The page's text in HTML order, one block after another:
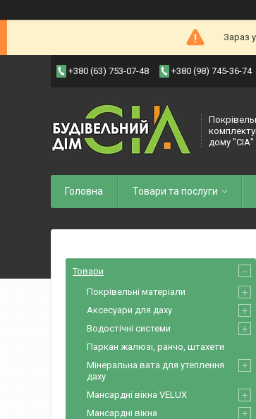
Зараз
+380 (63) 753-07-48 +380 (98) 745-36-74
дому "СІА"
Головна Товари та послуги
Товари
Покрівельні матеріали
Аксесуари для даху
Водостічні системи
Паркан жалюзі, ранчо, штахети
Мінеральна вата для утеплення
даху
Мансардні вікна VELUX
Мансардні вікна